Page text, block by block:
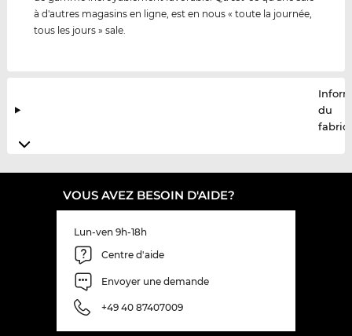
à d'autres magasins en ligne, est en nous « toute la journée,
tous les jours » sale.
du
VOUS AVEZ BESOIN D'AIDE?
Lun-ven 9h-18h
Centre d'aide
Envoyer une demande
+49 40 87407009